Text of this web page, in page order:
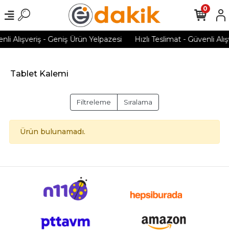
Alışveriş - Geniş Ürün Yelpazesi Hızlı Teslimat - Güvenli
0
Tablet Kalemi
Filtreleme Sıralama
Ürün bulunamadı.